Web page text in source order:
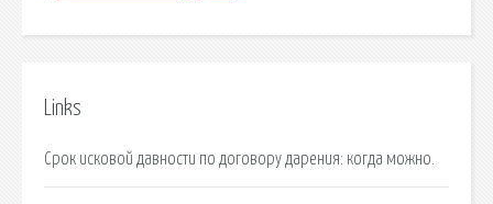
Links
Срок исковой давности по договору дарения: когда можно.